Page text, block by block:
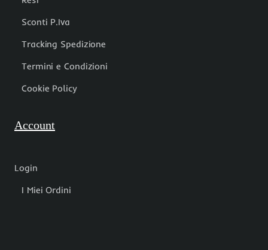
Sconti P.Iva
Tracking Spedizione
Termini e Condizioni
Cookie Policy
Account
Login
I Miei Ordini